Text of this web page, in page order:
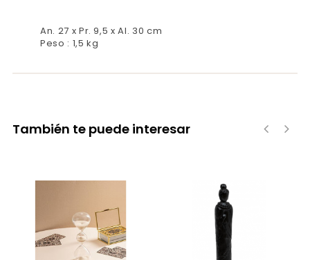
An. 27 x Pr. 9,5 x Al. 30 cm
Peso : 1,5 kg
También te puede interesar